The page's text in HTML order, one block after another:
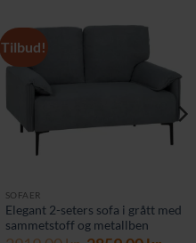
Tilbud!
SOFAER
Elegant 2-seters sofa i grått med
sammetstoff og metallben